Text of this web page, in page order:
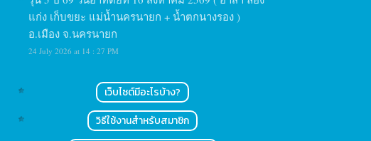
แก่ง เก็บขยะ แม่น้ำนครนายก + น้ำตกนางรอง )
อ.เมือง จ.นครนายก
24 July 2026 at 14 : 27 PM
เว็บไซต์มีอะไรบ้าง?
วิธีใช้งานสำหรับสมาชิก